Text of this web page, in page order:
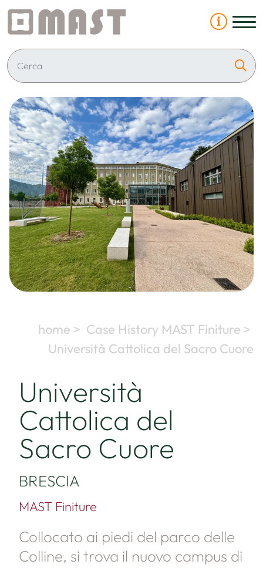
home > Case History MAST Finiture >
Università Cattolica del Sacro Cuore
Università
Cattolica del
Sacro Cuore
BRESCIA
MAST Finiture
Collocato ai piedi del parco delle
Colline, si trova il nuovo campus di